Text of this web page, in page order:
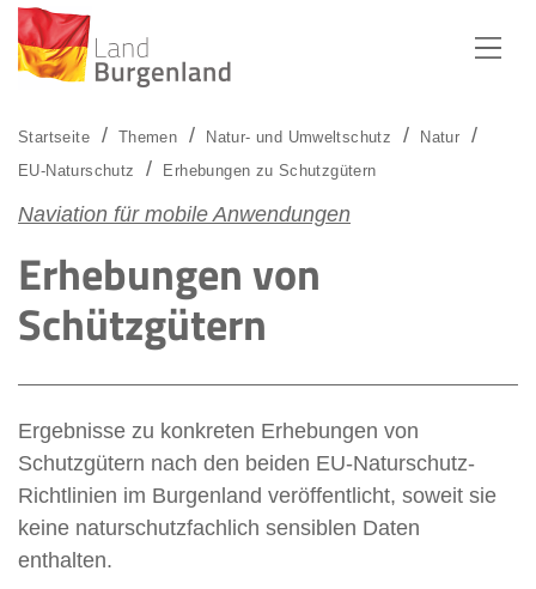
Startseite Themen Natur- und Umweltschutz
Natur
EU-Naturschutz
Erhebungen zu Schutzgütern
Naviation für mobile Anwendungen
Erhebungen von
Schützgütern
Ergebnisse zu konkreten Erhebungen von
Schutzgütern nach den beiden EU-Naturschutz-
Richtlinien im Burgenland veröffentlicht, soweit sie
keine naturschutzfachlich sensiblen Daten
enthalten.